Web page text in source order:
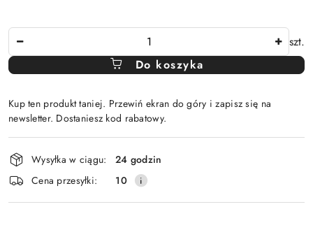
szt.
Do koszyka
Kup ten produkt taniej. Przewiń ekran do góry i zapisz się na
newsletter. Dostaniesz kod rabatowy.
Dostępność
i
dostawa
Wysyłka w ciągu:
24 godzin
Cena przesyłki:
10